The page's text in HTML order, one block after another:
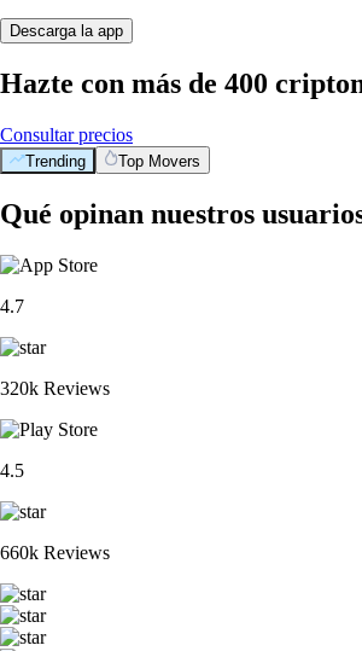
Descarga la app
Hazte con más de 400
Consultar precios
Trending Top Movers
Qué opinan nuestros
4.7
320k Reviews
4.5
660k Reviews